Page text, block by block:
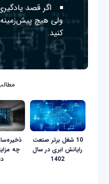
اگر قصد
ولی هیچ
کنید.
10 شغل برتر صنعت
رایانش ابری در سال
1402
چه